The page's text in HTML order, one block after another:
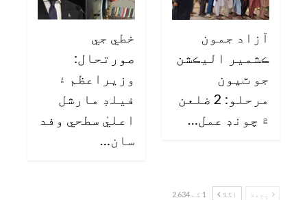
آزاد جمون
ڪشمير اليڪشن
جو ٽيون
مرحلو: 2 ضلعن
۾ چونڊ عمل…
خطي جي
صورتحال:
وزيراعظم ۽
فيلڊ مارشل
اعليٰ سطحي وفد
سان…
پچھلا اگلا 1 کے 2,634